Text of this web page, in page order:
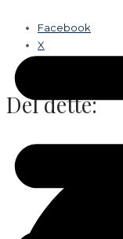
Facebook
X
Del dette: